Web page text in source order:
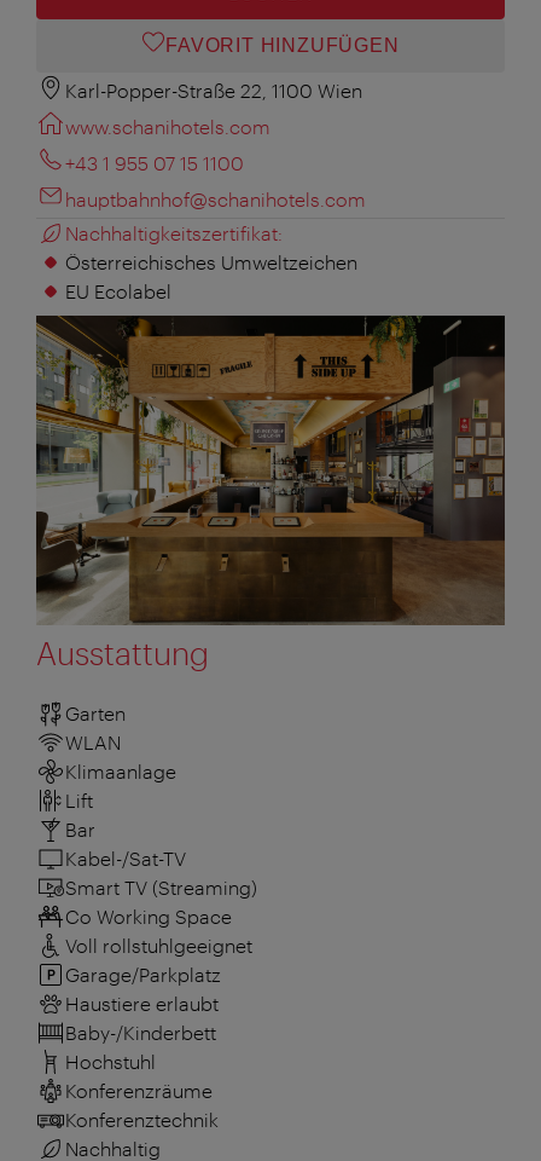
FAVORIT HINZUFÜGEN
Karl-Popper-Straße 22, 1100 Wien
www.schanihotels.com
+43 1 955 07 15 1100
hauptbahnhof@schanihotels.com
Nachhaltigkeitszertifikat:
Österreichisches Umweltzeichen
EU Ecolabel
Ausstattung
Garten
WLAN
Klimaanlage
Lift
Bar
Kabel-/Sat-TV
Smart TV (Streaming)
Co Working Space
Voll rollstuhlgeeignet
Garage/Parkplatz
Haustiere erlaubt
Baby-/Kinderbett
Hochstuhl
Konferenzräume
Konferenztechnik
Nachhaltig